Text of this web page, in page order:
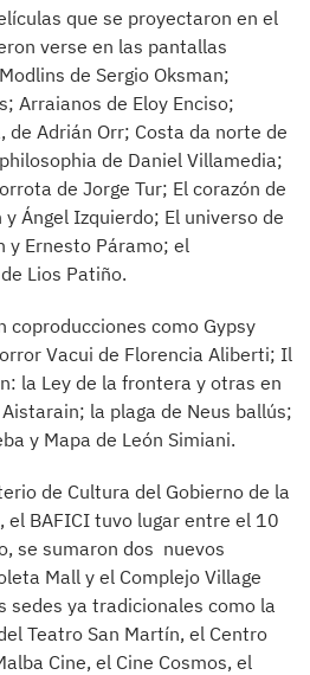
que se proyectaron en el
verse en las pantallas
de Sergio Oksman;
Arraianos de Eloy Enciso;
de Adrián Orr; Costa da norte de
de Daniel Villamedia;
de Jorge Tur; El corazón de
Ángel Izquierdo; El universo de
y Ernesto Páramo; el
Lios Patiño.
coproducciones como Gypsy
Vacui de Florencia Aliberti; Il
la Ley de la frontera y otras en
la plaga de Neus ballús;
y Mapa de León Simiani.
de Cultura del Gobierno de la
el BAFICI tuvo lugar entre el 10
se sumaron dos nuevos
Mall y el Complejo Village
sedes ya tradicionales como la
Teatro San Martín, el Centro
Cine, el Cine Cosmos, el